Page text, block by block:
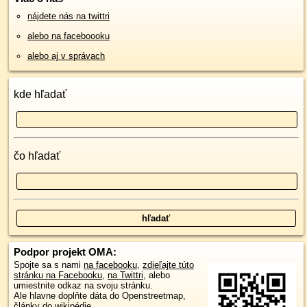
nájdete nás na twittri
alebo na faceboooku
alebo aj v správach
kde hľadať
čo hľadať
Podpor projekt OMA:
Spojte sa s nami na facebooku, zdieľajte túto
stránku na Facebooku, na Twittri, alebo
umiestnite odkaz na svoju stránku.
Ale hlavne doplňte dáta do Openstreetmap,